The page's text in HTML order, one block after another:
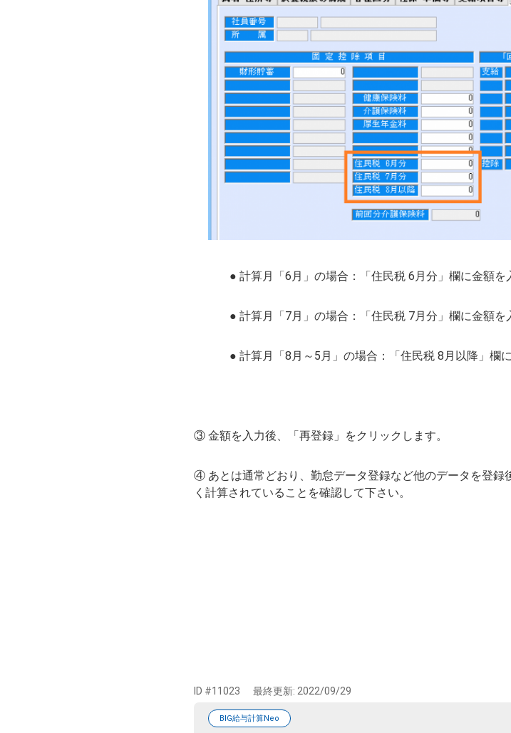
● 計算月「6月」の場合：「住民税 6月分」欄に金額を
● 計算月「7月」の場合：「住民税 7月分」欄に金額を
● 計算月「8月～5月」の場合：「住民税 8月以降」欄
③ 金額を入力後、「再登録」をクリックします。
④ あとは通常どおり、勤怠データ登録など他のデータを登
く計算されていることを確認して下さい。
ID #11023 最終更新: 2022/09/29
BIG給与計算Neo